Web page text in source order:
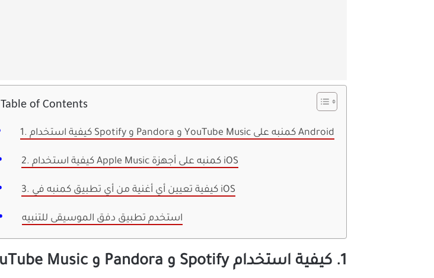
Table of Contents
1. كيفية استخدام Spotify و Pandora و YouTube Music كمنبه على Android
2. كيفية استخدام Apple Music كمنبه على أجهزة iOS
3. كيفية تعيين أي أغنية من أي تطبيق كمنبه في iOS
استخدم تطبيق دفق الموسيقى للتنبيه
1. كيفية استخدام Spotify و Pandora و YouTube Music كمنبه على Android